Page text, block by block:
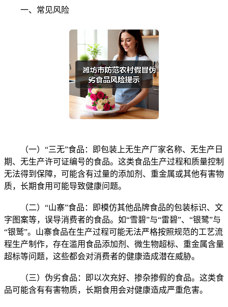
一、常见风险
（一）“三无”食品：即包装上无生产厂家名称、无生产日
期、无生产许可证编号的食品。这类食品生产过程和质量控制
无法得到保障，可能含有过量的添加剂、重金属或其他有害物
质，长期食用可能导致健康问题。
（二）“山寨”食品：即模仿其他品牌食品的包装标识、文
字图案等，误导消费者的食品。如“雪碧”与“雷碧”、“银鹭”与
“银鹫”。山寨食品在生产过程可能无法严格按照规范的工艺流
程生产制作，存在滥用食品添加剂、微生物超标、重金属含量
超标等问题，这些都会对消费者的健康造成潜在威胁。
（三）伪劣食品：即以次充好、掺杂掺假的食品。这类食
品可能含有有害物质，长期食用会对健康造成严重危害。